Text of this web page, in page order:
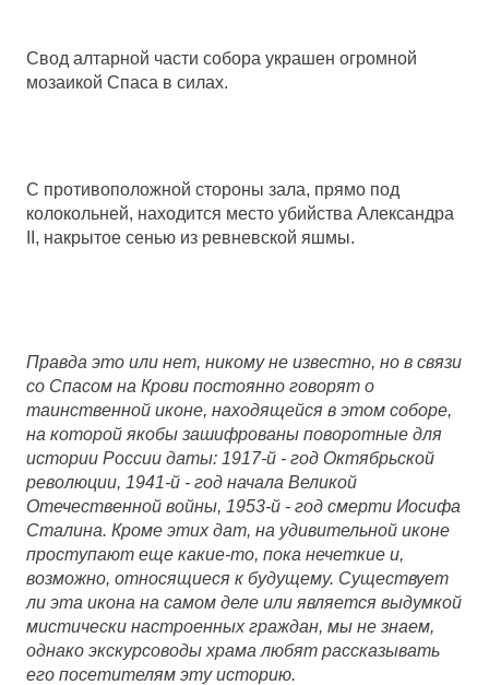
Свод алтарной части собора украшен огромной
мозаикой Спаса в силах.
С противоположной стороны зала, прямо под
колокольней, находится место убийства Александра
II, накрытое сенью из ревневской яшмы.
Правда это или нет, никому не известно, но в связи
со Спасом на Крови постоянно говорят о
таинственной иконе, находящейся в этом соборе,
на которой якобы зашифрованы поворотные для
истории России даты: 1917-й - год Октябрьской
революции, 1941-й - год начала Великой
Отечественной войны, 1953-й - год смерти Иосифа
Сталина. Кроме этих дат, на удивительной иконе
проступают еще какие-то, пока нечеткие и,
возможно, относящиеся к будущему. Существует
ли эта икона на самом деле или является выдумкой
мистически настроенных граждан, мы не знаем,
однако экскурсоводы храма любят рассказывать
его посетителям эту историю.